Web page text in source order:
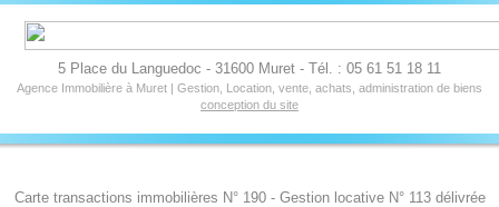
5 Place du Languedoc - 31600 Muret - Tél. : 05 61 51 18 11
Agence Immobilière à Muret | Gestion, Location, vente, achats, administration de biens
conception du site
Carte transactions immobilières N° 190 - Gestion locative N° 113 délivrée